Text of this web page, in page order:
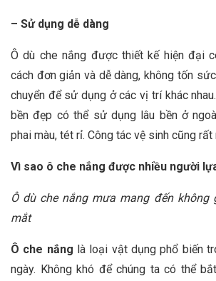
– Sử dụng dễ dàng
Ô dù che nắng được thiết kế hiện đại
cách đơn giản và dễ dàng, không tốn
chuyển để sử dụng ở các vị trí khác
bền đẹp có thể sử dụng lâu bền ở
phai màu, tét rỉ. Công tác vệ sinh cũng rất
Vì sao ô che nắng được nhiều người
Ô dù che nắng mưa mang đến không
mắt
Ô che nắng là loại vật dụng phổ biến
ngày. Không khó để chúng ta có thể